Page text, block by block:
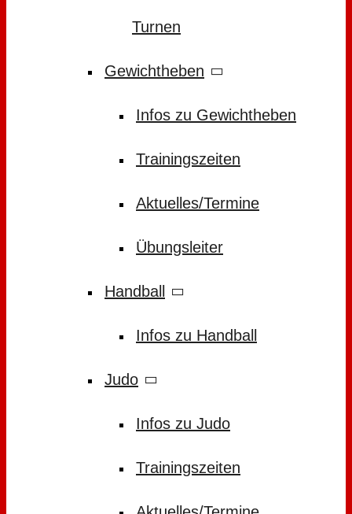
Turnen
Gewichtheben
Infos zu Gewichtheben
Trainingszeiten
Aktuelles/Termine
Übungsleiter
Handball
Infos zu Handball
Judo
Infos zu Judo
Trainingszeiten